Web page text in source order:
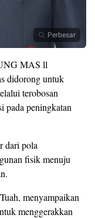
Perbesar
MAS ll
didorong untuk
terobosan
pada peningkatan
dari pola
fisik menuju
menyampaikan
menggerakkan